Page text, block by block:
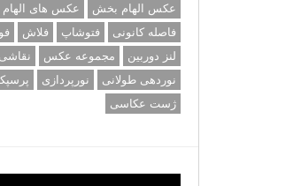
عکس الهام بخش
عکس های
فاصله کانونی
فتوشاپ فلاش
لنز دوربین
مجموعه عکس نقاشی
نوردهی طولانی
نورپردازی
ژست عکاسی